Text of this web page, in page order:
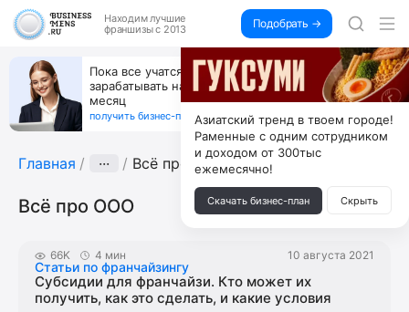
Находим лучшие
франшизы с 2013
Подобрать →
Пока все учатся пользоваться ИИ, вы можете
зарабатывать на их обучении по 500 тыс. каждый
месяц
получить бизнес-план ↓
Главная ··· Всё про ООО
Всё про ООО
66K 4 мин 10 августа 2021
Статьи по франчайзингу
Субсидии для франчайзи. Кто может их
получить, как это сделать, и какие условия
Азиатский тренд в твоем городе!
Раменные с одним сотрудником
и доходом от 300тыс
ежемесячно!
Скачать бизнес-план Скрыть